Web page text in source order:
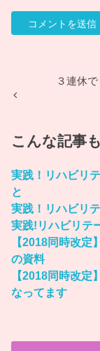
３連休
こんな記事
実践！リハビリ
と
実践！リハビリ
実践!リハビリテ
【2018同時改
の資料
【2018同時改
なってます